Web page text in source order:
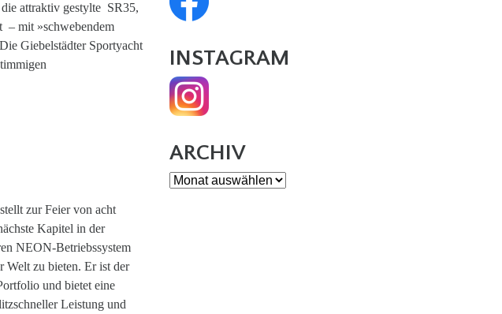
attraktiv gestylte SR35,
– mit »schwebendem
Giebelstädter Sportyacht
zur Feier von acht
Kapitel in der
NEON-Betriebssystem
Welt zu bieten. Er ist der
und bietet eine
Leistung und
INSTAGRAM
ARCHIV
Archiv